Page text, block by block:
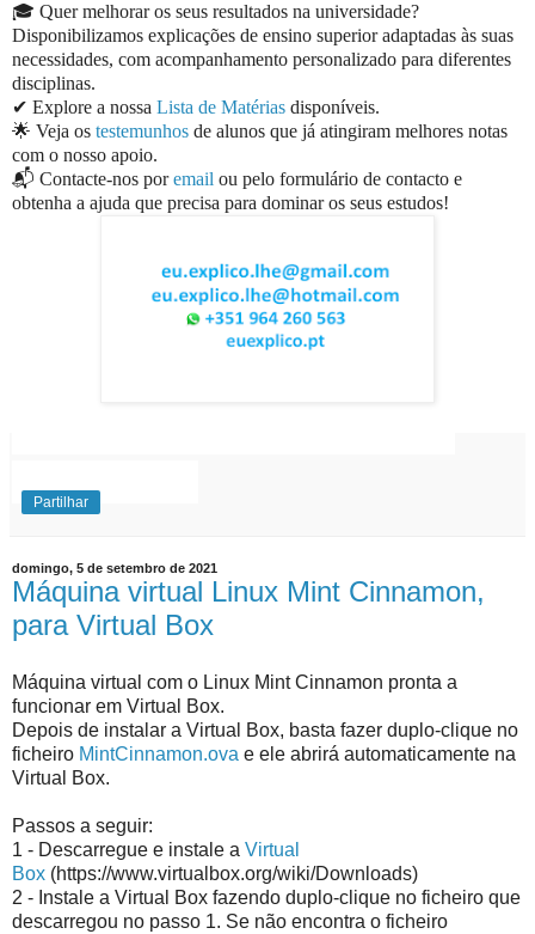
🎓 Quer melhorar os seus resultados na universidade?
Disponibilizamos explicações de ensino superior adaptadas às suas
necessidades, com acompanhamento personalizado para diferentes
disciplinas.
✔ Explore a nossa Lista de Matérias disponíveis.
🌟 Veja os testemunhos de alunos que já atingiram melhores notas
com o nosso apoio.
📬 Contacte-nos poremail ou pelo formulário de contacto e
obtenha a ajuda que precisa para dominar os seus estudos!
EnsinoSuperior
Partilhar
domingo, 5 de setembro de 2021
Máquina virtual Linux Mint Cinnamon,
para Virtual Box
Máquina virtual com o Linux Mint Cinnamon pronta a
funcionar em Virtual Box.
Depois de instalar a Virtual Box, basta fazer duplo-clique no
ficheiro MintCinnamon.ova e ele abrirá automaticamente na
Virtual Box.
Passos a seguir:
1 - Descarregue e instale a Virtual
Box (https://www.virtualbox.org/wiki/Downloads)
2 - Instale a Virtual Box fazendo duplo-clique no ficheiro que
descarregou no passo 1. Se não encontra o ficheiro